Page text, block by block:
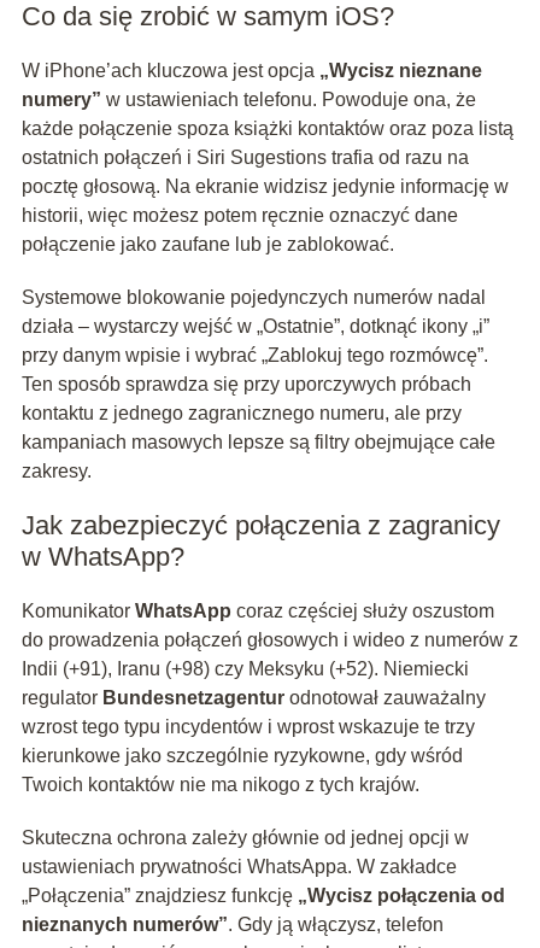
Co da się zrobić w samym iOS?
W iPhone’ach kluczowa jest opcja „Wycisz nieznane
numery” w ustawieniach telefonu. Powoduje ona, że
każde połączenie spoza książki kontaktów oraz poza listą
ostatnich połączeń i Siri Sugestions trafia od razu na
pocztę głosową. Na ekranie widzisz jedynie informację w
historii, więc możesz potem ręcznie oznaczyć dane
połączenie jako zaufane lub je zablokować.
Systemowe blokowanie pojedynczych numerów nadal
działa – wystarczy wejść w „Ostatnie”, dotknąć ikony „i”
przy danym wpisie i wybrać „Zablokuj tego rozmówcę”.
Ten sposób sprawdza się przy uporczywych próbach
kontaktu z jednego zagranicznego numeru, ale przy
kampaniach masowych lepsze są filtry obejmujące całe
zakresy.
Jak zabezpieczyć połączenia z zagranicy
w WhatsApp?
Komunikator WhatsApp coraz częściej służy oszustom
do prowadzenia połączeń głosowych i wideo z numerów z
Indii (+91), Iranu (+98) czy Meksyku (+52). Niemiecki
regulator Bundesnetzagenturodnotował zauważalny
wzrost tego typu incydentów i wprost wskazuje te trzy
kierunkowe jako szczególnie ryzykowne, gdy wśród
Twoich kontaktów nie ma nikogo z tych krajów.
Skuteczna ochrona zależy głównie od jednej opcji w
ustawieniach prywatności WhatsAppa. W zakładce
„Połączenia” znajdziesz funkcję „Wycisz połączenia od
nieznanych numerów”. Gdy ją włączysz, telefon